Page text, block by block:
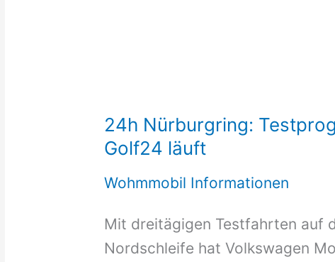
24h Nürburgring:
Golf24 läuft
Wohmmobil Informationen
Mit dreitägigen Testfahrten auf
Nordschleife hat Volkswagen